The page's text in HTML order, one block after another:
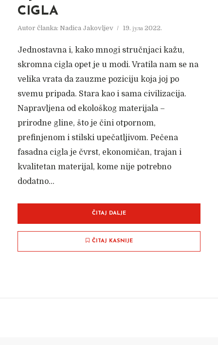
CIGLA
Autor članka: Nadica Jakovljev 19. јула 2022.
Jednostavna i, kako mnogi stručnjaci kažu,
skromna cigla opet je u modi. Vratila nam se na
velika vrata da zauzme poziciju koja joj po
svemu pripada. Stara kao i sama civilizacija.
Napravljena od ekološkog materijala –
prirodne gline, što je čini otpornom,
prefinjenom i stilski upečatljivom. Pečena
fasadna cigla je čvrst, ekonomičan, trajan i
kvalitetan materijal, kome nije potrebno
dodatno...
ČITAJ DALJE
ČITAJ KASNIJE